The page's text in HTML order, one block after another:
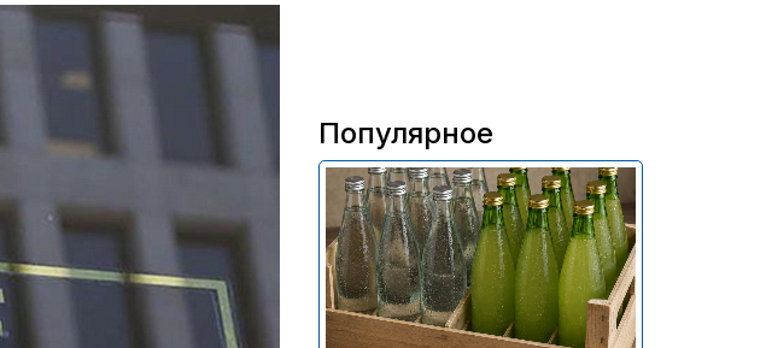
Популярное
В России приостановили
продажу более 70 тыс.
бутылок питьевой воды и
безалкогольных напитков
армянского производства